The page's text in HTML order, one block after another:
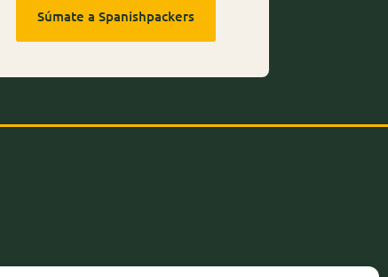
Súmate a Spanishpackers